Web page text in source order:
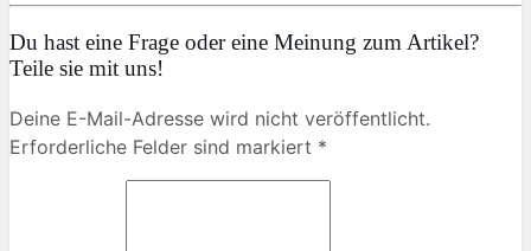
Du hast eine Frage oder eine Meinung zum Artikel?
Teile sie mit uns!
Deine E-Mail-Adresse wird nicht veröffentlicht.
Erforderliche Felder sind markiert *